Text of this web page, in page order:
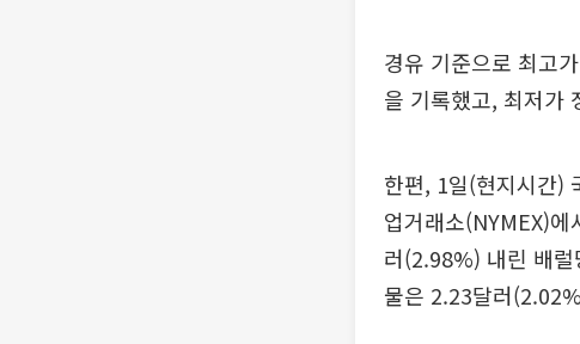
경유 기준으로 최고
을 기록했고, 최저가
한편, 1일(현지시간)
업거래소(NYMEX)
러(2.98%) 내린 배
물은 2.23달러